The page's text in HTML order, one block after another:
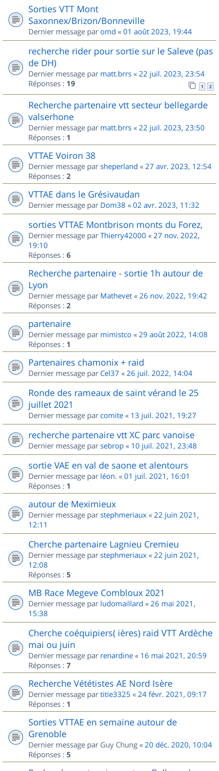
Sorties VTT Mont
Saxonnex/Brizon/Bonneville
Dernier message par omd « 01 août 2023, 19:44
recherche rider pour sortie sur le Saleve (pas
de DH)
Dernier message par matt.brrs « 22 juil. 2023, 23:54
Réponses : 19 1 2
Recherche partenaire vtt secteur bellegarde
valserhone
Dernier message par matt.brrs « 22 juil. 2023, 23:50
Réponses : 1
VTTAE Voiron 38
Dernier message par sheperland « 27 avr. 2023, 12:54
Réponses : 2
VTTAE dans le Grésivaudan
Dernier message par Dom38 « 02 avr. 2023, 11:32
sorties VTTAE Montbrison monts du Forez,
Dernier message par Thierry42000 « 27 nov. 2022,
19:10
Réponses : 6
Recherche partenaire - sortie 1h autour de
Lyon
Dernier message par Mathevet « 26 nov. 2022, 19:42
Réponses : 2
partenaire
Dernier message par mimistco « 29 août 2022, 14:08
Réponses : 1
Partenaires chamonix + raid
Dernier message par Cel37 « 26 juil. 2022, 14:04
Ronde des rameaux de saint vérand le 25
juillet 2021
Dernier message par comite « 13 juil. 2021, 19:27
recherche partenaire vtt XC parc vanoise
Dernier message par sebrop « 10 juil. 2021, 23:48
sortie VAE en val de saone et alentours
Dernier message par léon. « 01 juil. 2021, 16:01
Réponses : 1
autour de Meximieux
Dernier message par stephmeriaux « 22 juin 2021,
12:11
Cherche partenaire Lagnieu Cremieu
Dernier message par stephmeriaux « 22 juin 2021,
12:08
Réponses : 5
MB Race Megeve Combloux 2021
Dernier message par ludomaillard « 26 mai 2021,
15:38
Cherche coéquipiers( ières) raid VTT Ardèche
mai ou juin
Dernier message par renardine « 16 mai 2021, 20:59
Réponses : 7
Recherche Vététistes AE Nord Isère
Dernier message par titie3325 « 24 févr. 2021, 09:17
Réponses : 1
Sorties VTTAE en semaine autour de
Grenoble
Dernier message par Guy Chung « 20 déc. 2020, 10:04
Réponses : 5